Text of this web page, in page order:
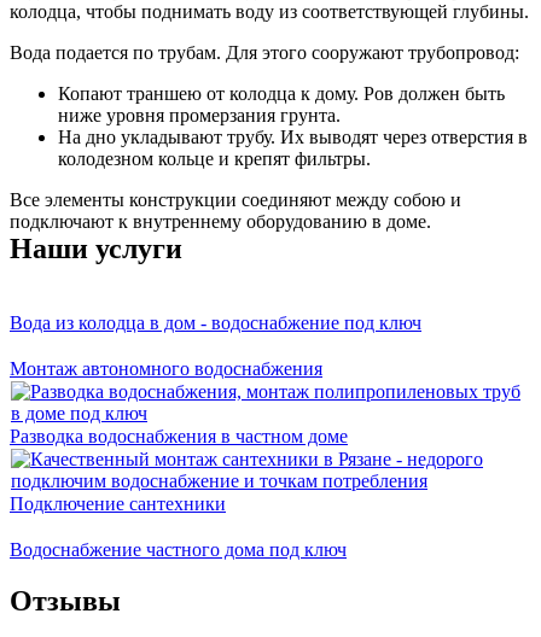
колодца, чтобы поднимать воду из соответствующей глубины.
Вода подается по трубам. Для этого сооружают трубопровод:
Копают траншею от колодца к дому. Ров должен быть
ниже уровня промерзания грунта.
На дно укладывают трубу. Их выводят через отверстия в
колодезном кольце и крепят фильтры.
Все элементы конструкции соединяют между собою и
подключают к внутреннему оборудованию в доме.
Наши услуги
Вода из колодца в дом - водоснабжение под ключ
Монтаж автономного водоснабжения
Разводка водоснабжения в частном доме
Подключение сантехники
Водоснабжение частного дома под ключ
Отзывы